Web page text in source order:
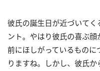
彼氏の誕生日が近づいて
ント。やはり彼氏の喜ぶ
前にほしがっているもの
りますね。しかし、彼氏